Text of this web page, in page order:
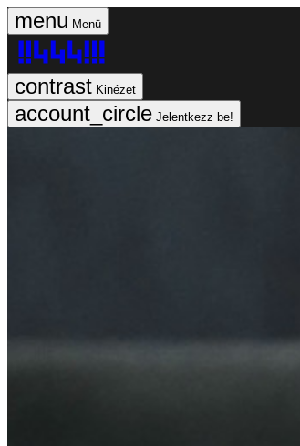
Menü
Kinézet
Jelentkezz be!